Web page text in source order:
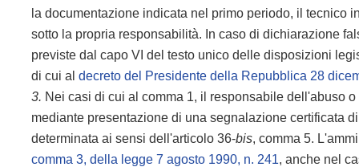
la documentazione indicata nel primo periodo, il tecnico
sotto la propria responsabilità. In caso di dichiarazione
previste dal capo VI del testo unico delle disposizioni
di cui aldecreto del Presidente della Repubblica 28
3. Nei casi di cui al comma 1, il responsabile dell'abuso
mediante presentazione di una segnalazione certificata
determinata ai sensi dell'articolo 36-bis, comma 5.
comma 3, della legge 7 agosto 1990, n. 241, anche nel